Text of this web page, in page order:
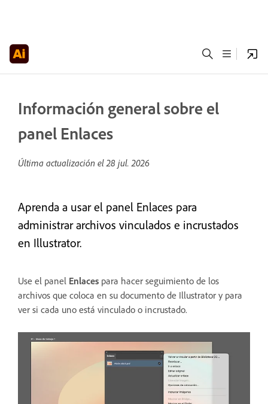
Información general sobre el
panel Enlaces
Última actualización el28 jul. 2026
Aprenda a usar el panel Enlaces para
administrar archivos vinculados e incrustados
en Illustrator.
Use el panel Enlaces para hacer seguimiento de los
archivos que coloca en su documento de Illustrator y para
ver si cada uno está vinculado o incrustado.